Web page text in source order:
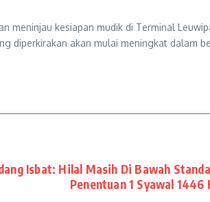
meninjau kesiapan mudik di Terminal
diperkirakan akan mulai meningkat dalam
Isbat: Hilal Masih Di Bawah
Penentuan 1 Syawal 1446